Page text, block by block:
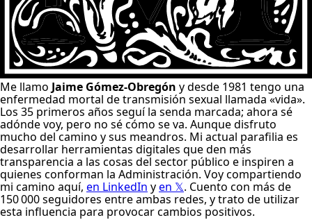
Me llamo Jaime Gómez-Obregón y desde 1981 tengo una
enfermedad mortal de transmisión sexual llamada «vida».
Los 35 primeros años seguí la senda marcada; ahora sé
adónde voy, pero no sé cómo se va. Aunque disfruto
mucho del camino y sus meandros. Mi actual parafilia es
desarrollar herramientas digitales que den más
transparencia a las cosas del sector público e inspiren a
quienes conforman la Administración. Voy compartiendo
mi camino aquí, en LinkedIn yen 𝕏. Cuento con más de
150 000 seguidores entre ambas redes, y trato de utilizar
esta influencia para provocar cambios positivos.